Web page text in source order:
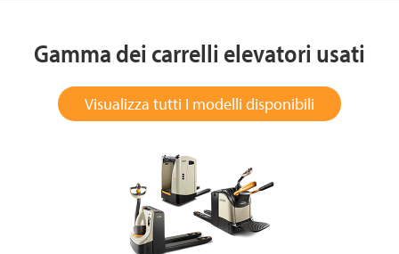
Gamma dei carrelli elevatori usati
Visualizza tutti I modelli disponibili